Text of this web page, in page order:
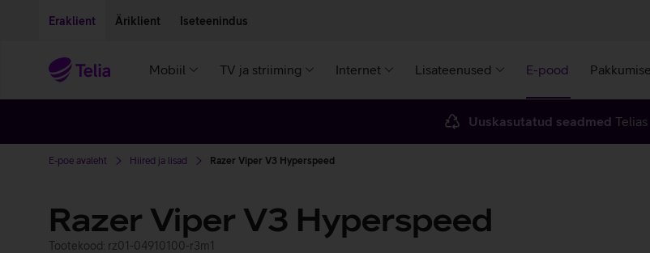
Eraklient Äriklient Iseteenindus
Mobiil TV ja striiming Internet Lisateenused E-pood
Uuskasutatud seadmed Telias
E-poe avaleht Hiired ja lisad Razer Viper V3 Hyperspeed
Razer Viper V3 Hyperspeed
Tootekood: rz01-04910100-r3m1